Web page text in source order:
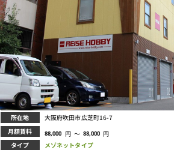
所在地 大阪府吹田市広芝町16-7
月額賃料 88,000 円 ～ 88,000 円
タイプ メゾネットタイプ